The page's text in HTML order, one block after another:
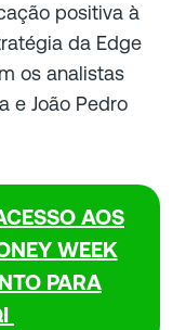
positiva à
da Edge
os analistas
e João Pedro
AOS
WEEK
PARA